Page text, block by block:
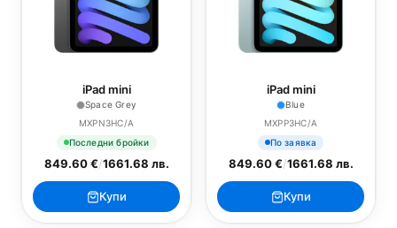
iPad mini
Space Grey
MXPN3HC/A
Последни бройки
849.60 €/1661.68 лв.
Купи
iPad mini
Blue
MXPP3HC/A
По заявка
849.60 €/1661.68 лв.
Купи